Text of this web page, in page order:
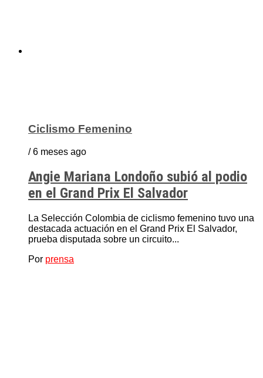
Ciclismo Femenino
/ 6 meses ago
Angie Mariana Londoño subió al podio
en el Grand Prix El Salvador
La Selección Colombia de ciclismo femenino tuvo una
destacada actuación en el Grand Prix El Salvador,
prueba disputada sobre un circuito...
Por prensa